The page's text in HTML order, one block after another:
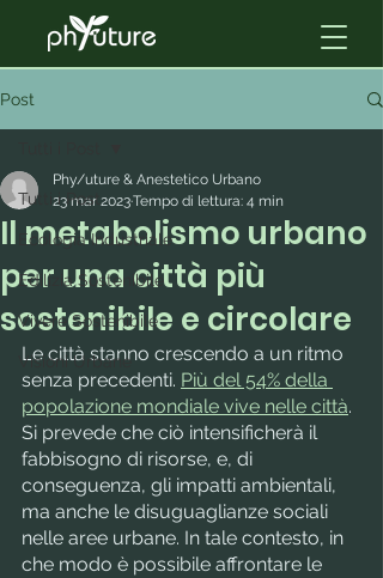
Post
Tutti i Post
Ecologia Industriale
Edilizia Sostenibile
Vivere Sostenibile
Visioni Urbane
Il metabolismo urbano
per una città più
sostenibile e circolare
Phy/uture & Anestetico Urbano
23 mar 2023Tempo di lettura: 4 min
Le città stanno crescendo a un ritmo
senza precedenti. Più del 54% della
popolazione mondiale vive nelle città.
Si prevede che ciò intensificherà il
fabbisogno di risorse, e, di
conseguenza, gli impatti ambientali,
ma anche le disuguaglianze sociali
nelle aree urbane. In tale contesto, in
che modo è possibile affrontare le